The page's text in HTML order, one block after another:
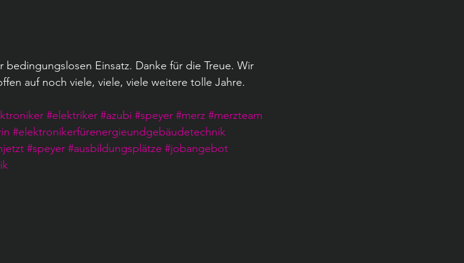
Einsatz. Danke für die Treue. Wir
auf noch viele, viele, viele weitere tolle Jahre.
#elektriker #azubi #speyer #merz #merzteam
#elektronikerfürenergieundgebäudetechnik
#speyer #ausbildungsplätze #jobangebot